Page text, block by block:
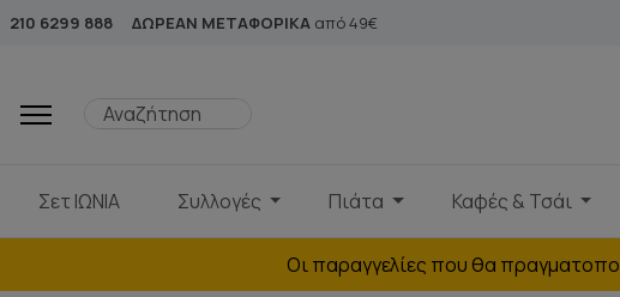
210 6299 888 ΔΩΡΕΑΝ ΜΕΤΑΦΟΡΙΚΑ από 49€
Σετ ΙΩΝΙΑ Συλλογές Πιάτα Καφές & Τσάι
Οι παραγγελίες που θα